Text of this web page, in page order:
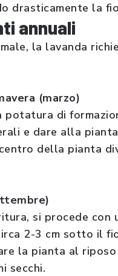
drasticamente la
annuali
la lavanda
(marzo)
di
e dare alla
della pianta
si procede con
2-3 cm sotto il
la pianta al
secchi.